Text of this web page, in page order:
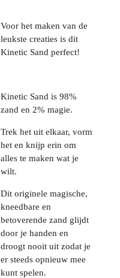
Voor het maken van de
leukste creaties is dit
Kinetic Sand perfect!
Kinetic Sand is 98%
zand en 2% magie.
Trek het uit elkaar, vorm
het en knijp erin om
alles te maken wat je
wilt.
Dit originele magische,
kneedbare en
betoverende zand glijdt
door je handen en
droogt nooit uit zodat je
er steeds opnieuw mee
kunt spelen.